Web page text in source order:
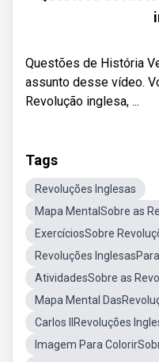
Questões de História
assunto desse vídeo.
Revolução inglesa, ...
Tags
Revoluções Inglesas
Mapa MentalSobre as
ExercíciosSobre
Revoluções
AtividadesSobre as
Mapa Mental
Carlos IIRevoluções
Imagem Para